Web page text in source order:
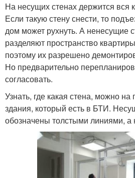
На несущих стенах держится вся
Если такую стену снести, то
дом может рухнуть. А ненесущие
разделяют пространство
поэтому их разрешено
Но предварительно
согласовать.
Узнать, где какая стена, можно
здания, который есть в БТИ.
обозначены толстыми линиями,